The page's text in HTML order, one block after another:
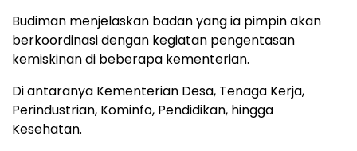
Budiman menjelaskan badan yang ia pimpin akan
berkoordinasi dengan kegiatan pengentasan
kemiskinan di beberapa kementerian.
Di antaranya Kementerian Desa, Tenaga Kerja,
Perindustrian, Kominfo, Pendidikan, hingga
Kesehatan.